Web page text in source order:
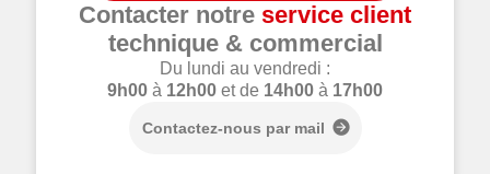
Contacter notre service client
technique & commercial
Du lundi au vendredi :
9h00 à 12h00 et de 14h00 à 17h00
Contactez-nous par mail